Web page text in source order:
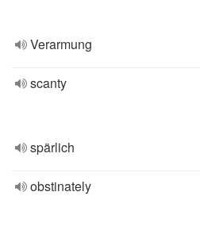
Verarmung
scanty
spärlich
obstinately